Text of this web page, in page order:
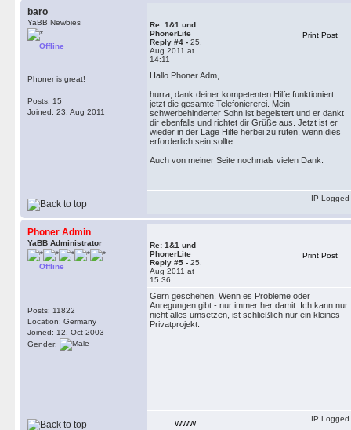
baro
YaBB Newbies
Offline
Phoner is great!
Posts: 15
Joined: 23. Aug 2011
Re: 1&1 und
PhonerLite
Reply #4 - 25.
Aug 2011 at
14:11
Print Post
Hallo Phoner Adm,
hurra, dank deiner kompetenten Hilfe funktioniert
jetzt die gesamte Telefoniererei. Mein
schwerbehinderter Sohn ist begeistert und er dankt
dir ebenfalls und richtet dir Grüße aus. Jetzt ist er
wieder in der Lage Hilfe herbei zu rufen, wenn dies
erforderlich sein sollte.
Auch von meiner Seite nochmals vielen Dank.
IP Logged
Phoner Admin
YaBB Administrator
Offline
Posts: 11822
Location: Germany
Joined: 12. Oct 2003
Gender:
Re: 1&1 und
PhonerLite
Reply #5 - 25.
Aug 2011 at
15:36
Print Post
Gern geschehen. Wenn es Probleme oder
Anregungen gibt - nur immer her damit. Ich kann nur
nicht alles umsetzen, ist schließlich nur ein kleines
Privatprojekt.
WWW
IP Logged